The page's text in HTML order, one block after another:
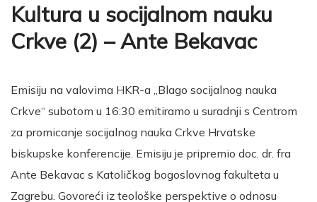
Kultura u socijalnom nauku
Crkve (2) – Ante Bekavac
Emisiju na valovima HKR-a „Blago socijalnog nauka
Crkve“ subotom u 16:30 emitiramo u suradnji s Centrom
za promicanje socijalnog nauka Crkve Hrvatske
biskupske konferencije. Emisiju je pripremio doc. dr. fra
Ante Bekavac s Katoličkog bogoslovnog fakulteta u
Zagrebu. Govoreći iz teološke perspektive o odnosu